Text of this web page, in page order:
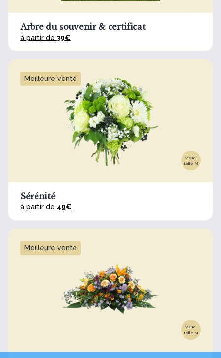
Arbre du souvenir & certificat
à partir de 39€
Meilleure vente
Visuel
taille M
Sérénité
à partir de 49€
Meilleure vente
Visuel
taille M